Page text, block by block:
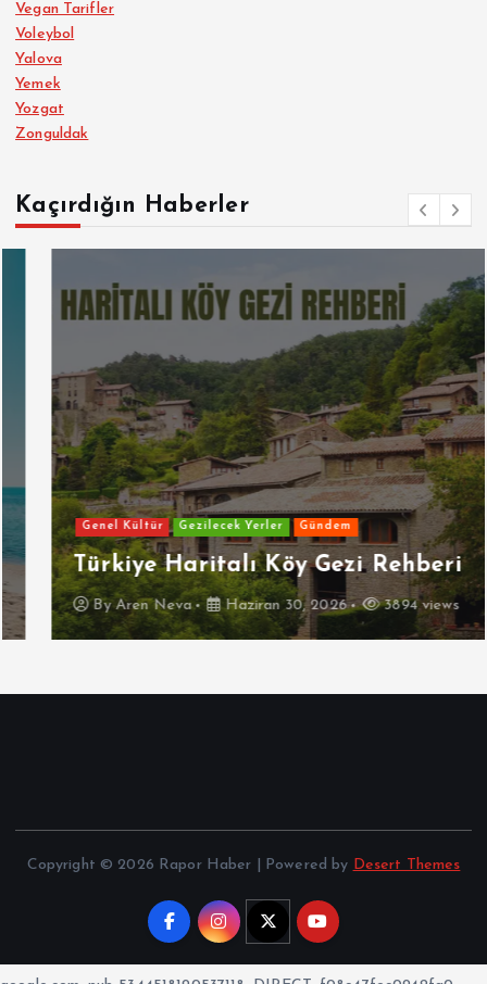
Vegan Tarifler
Voleybol
Yalova
Yemek
Yozgat
Zonguldak
Kaçırdığın Haberler
Genel Kültür Gezilecek Yerler Gündem
Türkiye Haritalı Köy Gezi Rehberi
ByAren Neva Haziran 30, 2026 3894 views
Copyright © 2026 Rapor Haber | Powered by Desert Themes